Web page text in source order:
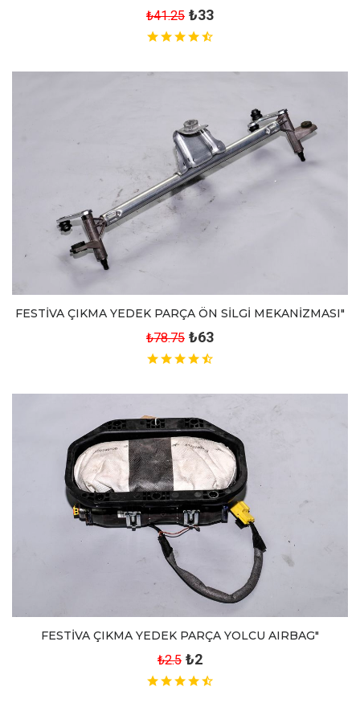
₺41.25 ₺33
FESTİVA ÇIKMA YEDEK PARÇA ÖN SİLGİ MEKANİZMASI"
₺78.75 ₺63
FESTİVA ÇIKMA YEDEK PARÇA YOLCU AIRBAG"
₺2.5 ₺2